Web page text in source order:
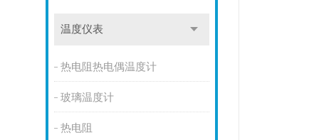
温度仪表
热电阻热电偶温度计
玻璃温度计
热电阻